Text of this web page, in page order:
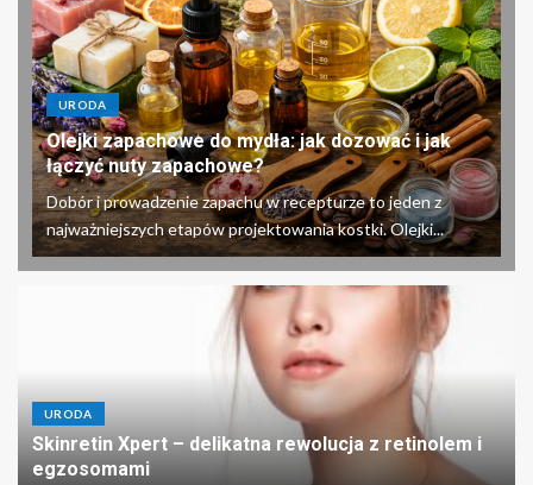
URODA
Olejki zapachowe do mydła: jak dozować i jak
łączyć nuty zapachowe?
Dobór i prowadzenie zapachu w recepturze to jeden z
najważniejszych etapów projektowania kostki. Olejki...
URODA
Skinretin Xpert – delikatna rewolucja z retinolem i
egzosomami